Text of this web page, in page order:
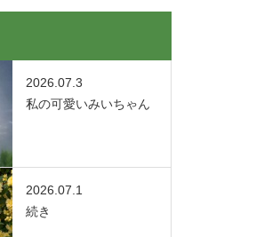
2026.07.3
私の可愛いみいちゃん
2026.07.1
続き